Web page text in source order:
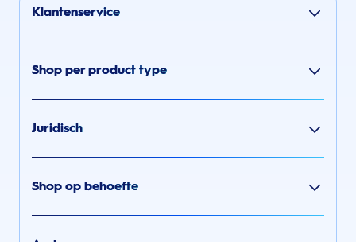
Klantenservice
Shop per product type
Juridisch
Shop op behoefte